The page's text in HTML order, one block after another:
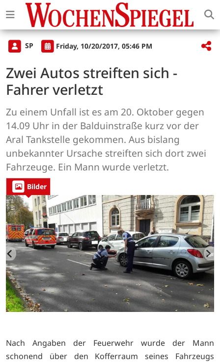
SP Friday, 10/20/2017, 05:46 PM
Zwei Autos streiften sich -
Fahrer verletzt
Zu einem Unfall ist es am 20. Oktober gegen
14.09 Uhr in der Balduinstraße kurz vor der
Aral Tankstelle gekommen. Aus bislang
unbekannter Ursache streiften sich dort zwei
Fahrzeuge. Ein Mann wurde verletzt.
Bilder
Nach Angaben der Feuerwehr wurde der Mann
schonend über den Kofferraum seines Fahrzeugs